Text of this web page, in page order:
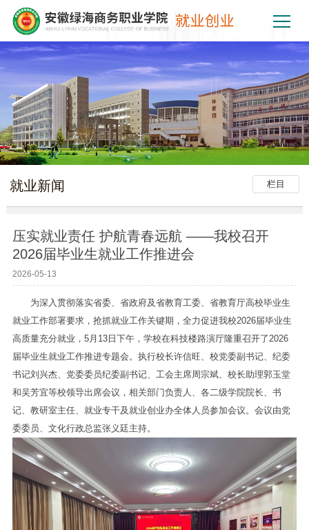
栏目
就业新闻
压实就业责任 护航青春远航 ——我校召开
2026届毕业生就业工作推进会
2026-05-13
为深入贯彻落实省委、省政府及省教育工委、省教育厅高校毕业生
就业工作部署要求，抢抓就业工作关键期，全力促进我校2026届毕业生
高质量充分就业，5月13日下午，学校在科技楼路演厅隆重召开了2026
届毕业生就业工作推进专题会。执行校长许信旺、校党委副书记、纪委
书记刘兴杰、党委委员纪委副书记、工会主席周宗斌、校长助理郭玉堂
和吴芳宜等校领导出席会议，相关部门负责人、各二级学院院长、书
记、教研室主任、就业专干及就业创业办全体人员参加会议。会议由党
委委员、文化行政总监张义廷主持。